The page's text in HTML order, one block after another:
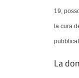
19,
la cura
La